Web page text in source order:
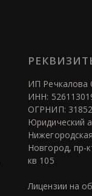
ИП Речкалова
ИНН:
ОГРНИП:
Юридический
Новгород, пр-
кв 105
Лицензии на